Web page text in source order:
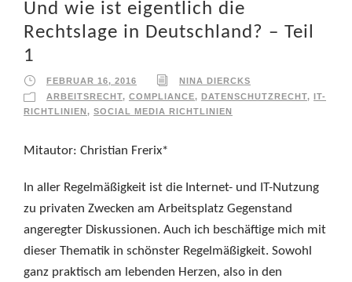
Und wie ist eigentlich die
Rechtslage in Deutschland? – Teil
1
FEBRUAR 16, 2016
NINA DIERCKS
ARBEITSRECHT, COMPLIANCE, DATENSCHUTZRECHT,
IT-
RICHTLINIEN, SOCIAL MEDIA RICHTLINIEN
Mitautor: Christian Frerix*
In aller Regelmäßigkeit ist die Internet- und IT-Nutzung
zu privaten Zwecken am Arbeitsplatz Gegenstand
angeregter Diskussionen. Auch ich beschäftige mich mit
dieser Thematik in schönster Regelmäßigkeit. Sowohl
ganz praktisch am lebenden Herzen, also in den